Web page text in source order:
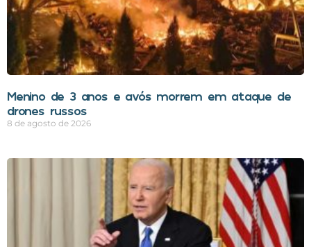
Menino de 3 anos e avós morrem em ataque de
drones russos
8 de agosto de 2026